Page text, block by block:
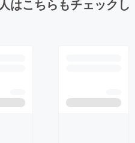
はこちらもチェックし